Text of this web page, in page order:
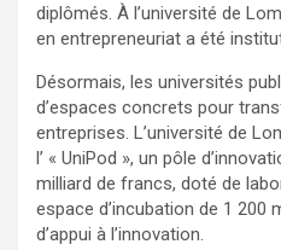
diplômés. À l’université de
en entrepreneuriat a été
Désormais, les universités
d’espaces concrets pour
entreprises. L’université de
l’ « UniPod », un pôle
milliard de francs, doté de
espace d’incubation de 1 200
d’appui à l’innovation.